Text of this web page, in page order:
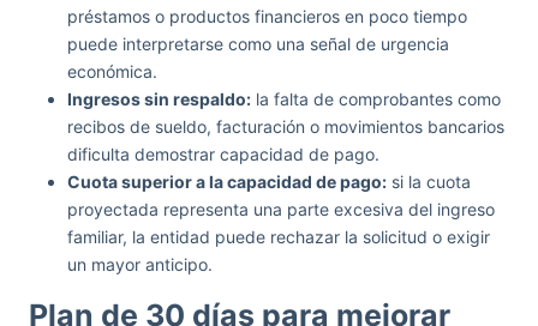
préstamos o productos financieros en poco tiempo
puede interpretarse como una señal de urgencia
económica.
Ingresos sin respaldo: la falta de comprobantes como
recibos de sueldo, facturación o movimientos bancarios
dificulta demostrar capacidad de pago.
Cuota superior a la capacidad de pago: si la cuota
proyectada representa una parte excesiva del ingreso
familiar, la entidad puede rechazar la solicitud o exigir
un mayor anticipo.
Plan de 30 días para mejorar